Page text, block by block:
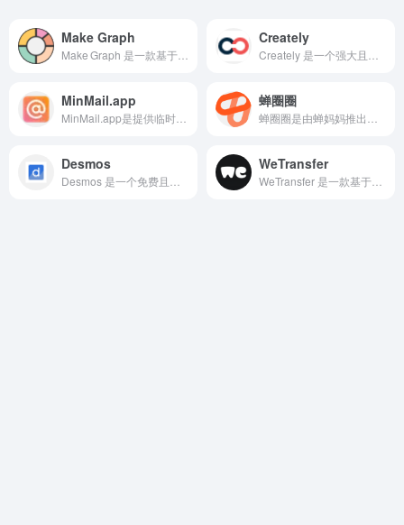
Make Graph Creately
MinMail.app 蝉圈圈
Desmos WeTransfer